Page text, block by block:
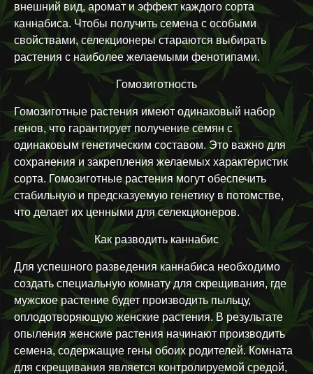
внешний вид, аромат и эффект каждого сорта
каннабиса. Чтобы получить семена с особыми
свойствами, селекционеры стараются выбирать
растения с наиболее желаемыми фенотипами.
Гомозиготность
Гомозиготные растения имеют одинаковый набор
генов, что гарантирует получение семян с
одинаковым генетическим составом. Это важно для
сохранения и закрепления желаемых характеристик
сорта. Гомозиготные растения могут обеспечить
стабильную и предсказуемую генетику в потомстве,
что делает их ценными для селекционеров.
Как разводить каннабис
Для успешного разведения каннабиса необходимо
создать специальную комнату для скрещивания, где
мужское растение будет производить пыльцу,
оплодотворяющую женские растения. В результате
опыления женские растения начинают производить
семена, содержащие гены обоих родителей. Комната
для скрещивания является контролируемой средой,